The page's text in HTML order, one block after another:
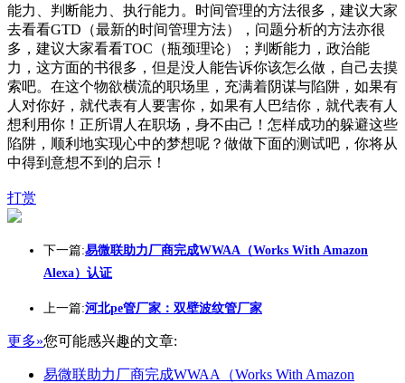
能力、判断能力、执行能力。时间管理的方法很多，建议大家
去看看GTD（最新的时间管理方法），问题分析的方法亦很
多，建议大家看看TOC（瓶颈理论）；判断能力，政治能
力，这方面的书很多，但是没人能告诉你该怎么做，自己去摸
索吧。在这个物欲横流的职场里，充满着阴谋与陷阱，如果有
人对你好，就代表有人要害你，如果有人巴结你，就代表有人
想利用你！正所谓人在职场，身不由己！怎样成功的躲避这些
陷阱，顺利地实现心中的梦想呢？做做下面的测试吧，你将从
中得到意想不到的启示！
打赏
下一篇:易微联助力厂商完成WWAA（Works With Amazon
Alexa）认证
上一篇:河北pe管厂家：双壁波纹管厂家
更多»您可能感兴趣的文章:
易微联助力厂商完成WWAA（Works With Amazon